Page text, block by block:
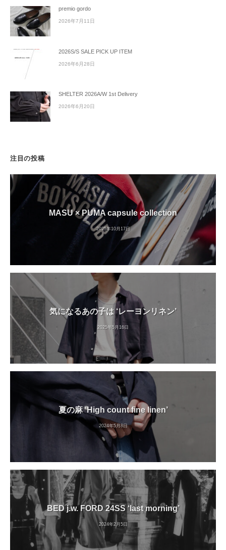
premio gordo
2026年7月11日
2026S/S SALE PICK UP ITEM
2026年6月28日
SHELTER 2026A/W 1st Delivery
2026年6月20日
注目の投稿
MASU × PUMA capsule collection
2025年10月17日
気になるあの子は ‘レーヨンリネン’
2025年5月16日
夏の麻 ‘High count fine linen’
2024年5月8日
BED j.w. FORD 24SS ‘last morning’
2024年2月5日